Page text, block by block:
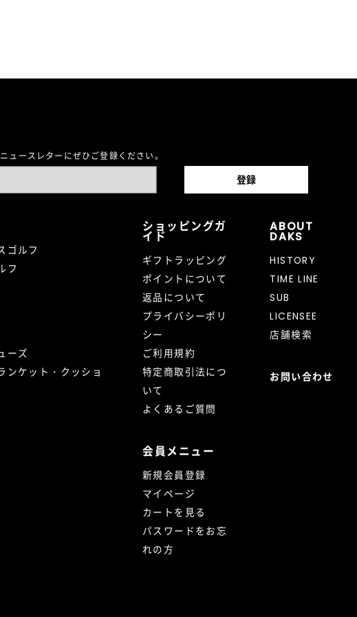
ュースレターにぜひご登録ください。
ゴルフ
フ
ーズ
ンケット・クッショ
ショッピングガ
イド
ギフトラッピング
ポイントについて
返品について
プライバシーポリ
シー
ご利用規約
特定商取引法につ
いて
よくあるご質問
会員メニュー
新規会員登録
マイページ
カートを見る
パスワードをお忘
れの方
ABOUT
DAKS
HISTORY
TIME LINE
SUB
LICENSEE
店舗検索
お問い合わせ